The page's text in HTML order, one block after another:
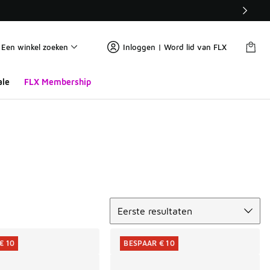
Een winkel zoeken Inloggen | Word lid van FLX
FLX Membership
Eerste resultaten
10 BESPAAR € 10